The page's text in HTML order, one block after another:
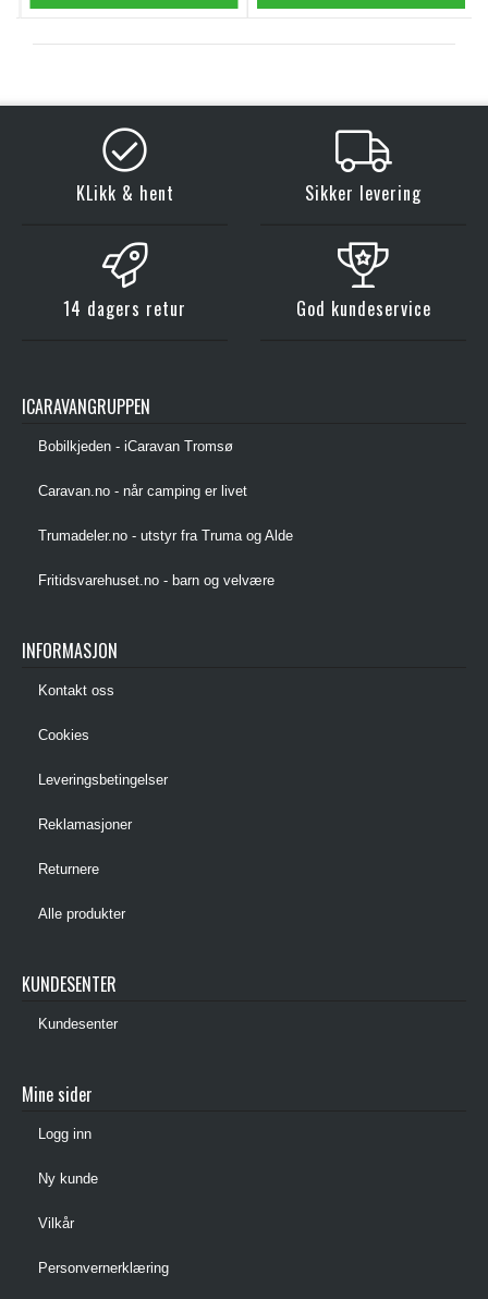
KLikk & hent Sikker levering
14 dagers retur God kundeservice
ICARAVANGRUPPEN
Bobilkjeden - iCaravan Tromsø
Caravan.no - når camping er livet
Trumadeler.no - utstyr fra Truma og Alde
Fritidsvarehuset.no - barn og velvære
INFORMASJON
Kontakt oss
Cookies
Leveringsbetingelser
Reklamasjoner
Returnere
Alle produkter
KUNDESENTER
Kundesenter
Mine sider
Logg inn
Ny kunde
Vilkår
Personvernerklæring